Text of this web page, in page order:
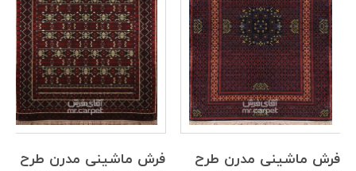
فرش ماشینی مدرن طرح
فرش ماشینی مدرن طرح